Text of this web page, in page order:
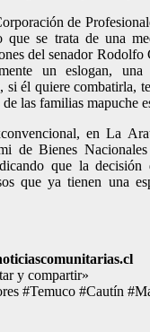
de
que se trata de una
del senador Rodolfo
un eslogan,
si él quiere combatirla,
las familias mapuche
en La
de Bienes
que la
que ya tienen una
y compartir»
#Temuco #Cautín